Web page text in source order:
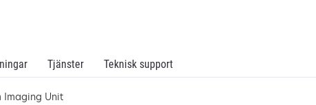
Tjänster Teknisk support
Imaging Unit